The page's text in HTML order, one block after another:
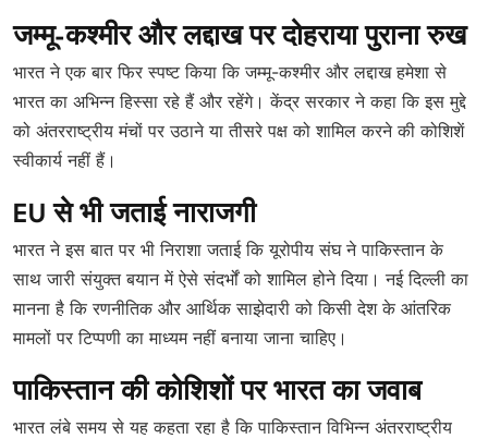
जम्मू-कश्मीर और लद्दाख पर दोहराया पुराना रुख
भारत ने एक बार फिर स्पष्ट किया कि जम्मू-कश्मीर और लद्दाख हमेशा से
भारत का अभिन्न हिस्सा रहे हैं और रहेंगे। केंद्र सरकार ने कहा कि इस मुद्दे
को अंतरराष्ट्रीय मंचों पर उठाने या तीसरे पक्ष को शामिल करने की कोशिशें
स्वीकार्य नहीं हैं।
EU से भी जताई नाराजगी
भारत ने इस बात पर भी निराशा जताई कि यूरोपीय संघ ने पाकिस्तान के
साथ जारी संयुक्त बयान में ऐसे संदर्भों को शामिल होने दिया। नई दिल्ली का
मानना है कि रणनीतिक और आर्थिक साझेदारी को किसी देश के आंतरिक
मामलों पर टिप्पणी का माध्यम नहीं बनाया जाना चाहिए।
पाकिस्तान की कोशिशों पर भारत का जवाब
भारत लंबे समय से यह कहता रहा है कि पाकिस्तान विभिन्न अंतरराष्ट्रीय